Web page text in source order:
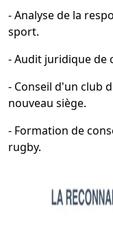
- Analyse de la
sport.
- Audit juridique de
- Conseil d'un club
nouveau siège.
- Formation de
rugby.